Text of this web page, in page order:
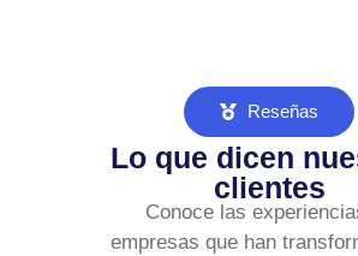
Reseñas
Lo que dicen
clientes
Conoce las
empresas que han